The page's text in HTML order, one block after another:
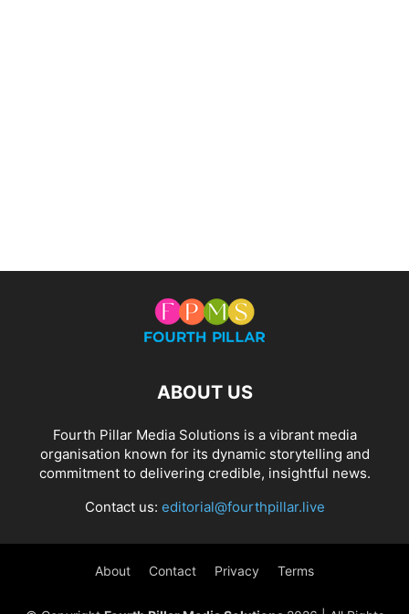
ABOUT US
Fourth Pillar Media Solutions is a vibrant media
organisation known for its dynamic storytelling and
commitment to delivering credible, insightful news.
Contact us: editorial@fourthpillar.live
About Contact Privacy Terms